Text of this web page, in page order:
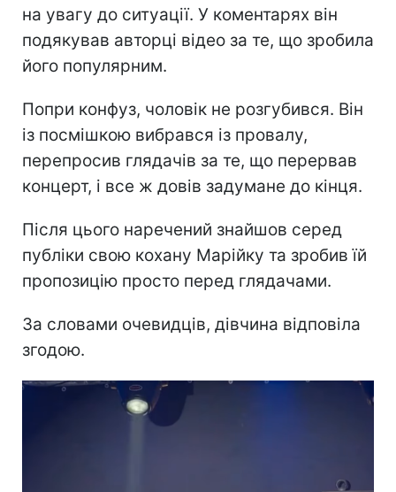
на увагу до ситуації. У коментарях він
подякував авторці відео за те, що зробила
його популярним.
Попри конфуз, чоловік не розгубився. Він
із посмішкою вибрався із провалу,
перепросив глядачів за те, що перервав
концерт, і все ж довів задумане до кінця.
Після цього наречений знайшов серед
публіки свою кохану Марійку та зробив їй
пропозицію просто перед глядачами.
За словами очевидців, дівчина відповіла
згодою.